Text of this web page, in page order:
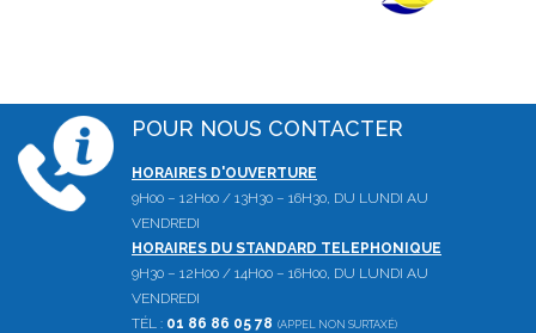
POUR NOUS CONTACTER
HORAIRES D'OUVERTURE
9H00 – 12H00 / 13H30 – 16H30, DU LUNDI AU
VENDREDI
HORAIRES DU STANDARD TELEPHONIQUE
9H30 – 12H00 / 14H00 – 16H00, DU LUNDI AU
VENDREDI
TÉL : 01 86 86 05 78 (APPEL NON SURTAXÉ)